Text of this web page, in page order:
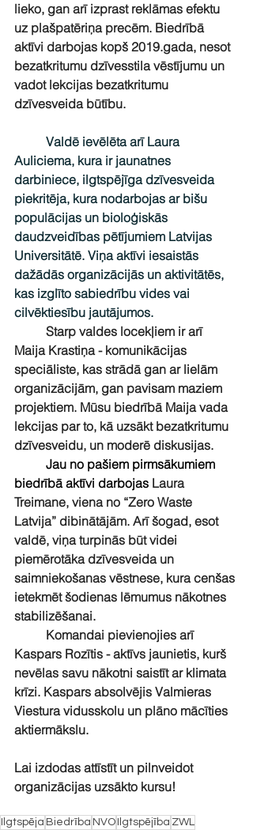
lieko, gan arī izprast reklāmas efektu
uz plašpatēriņa precēm. Biedrībā
aktīvi darbojas kopš 2019.gada, nesot
bezatkritumu dzīvesstila vēstījumu un
vadot lekcijas bezatkritumu
dzīvesveida būtību.
Valdē ievēlēta arī Laura
Auliciema, kura ir jaunatnes
darbiniece, ilgtspējīga dzīvesveida
piekritēja, kura nodarbojas ar bišu
populācijas un bioloģiskās
daudzveidības pētījumiem Latvijas
Universitātē. Viņa aktīvi iesaistās
dažādās organizācijās un aktivitātēs,
kas izglīto sabiedrību vides vai
cilvēktiesību jautājumos.
Starp valdes locekļiem ir arī
Maija Krastiņa - komunikācijas
speciāliste, kas strādā gan ar lielām
organizācijām, gan pavisam maziem
projektiem. Mūsu biedrībā Maija vada
lekcijas par to, kā uzsākt bezatkritumu
dzīvesveidu, un moderē diskusijas.
Jau no pašiem pirmsākumiem
biedrībā aktīvi darbojas Laura
Treimane, viena no “Zero Waste
Latvija” dibinātājām. Arī šogad, esot
valdē, viņa turpinās būt videi
piemērotāka dzīvesveida un
saimniekošanas vēstnese, kura cenšas
ietekmēt šodienas lēmumus nākotnes
stabilizēšanai.
Komandai pievienojies arī
Kaspars Rozītis - aktīvs jaunietis, kurš
nevēlas savu nākotni saistīt ar klimata
krīzi. Kaspars absolvējis Valmieras
Viestura vidusskolu un plāno mācīties
aktiermākslu.
Lai izdodas attīstīt un pilnveidot
organizācijas uzsākto kursu!
Ilgtspēja Biedrība NVO Ilgtspējība ZWL